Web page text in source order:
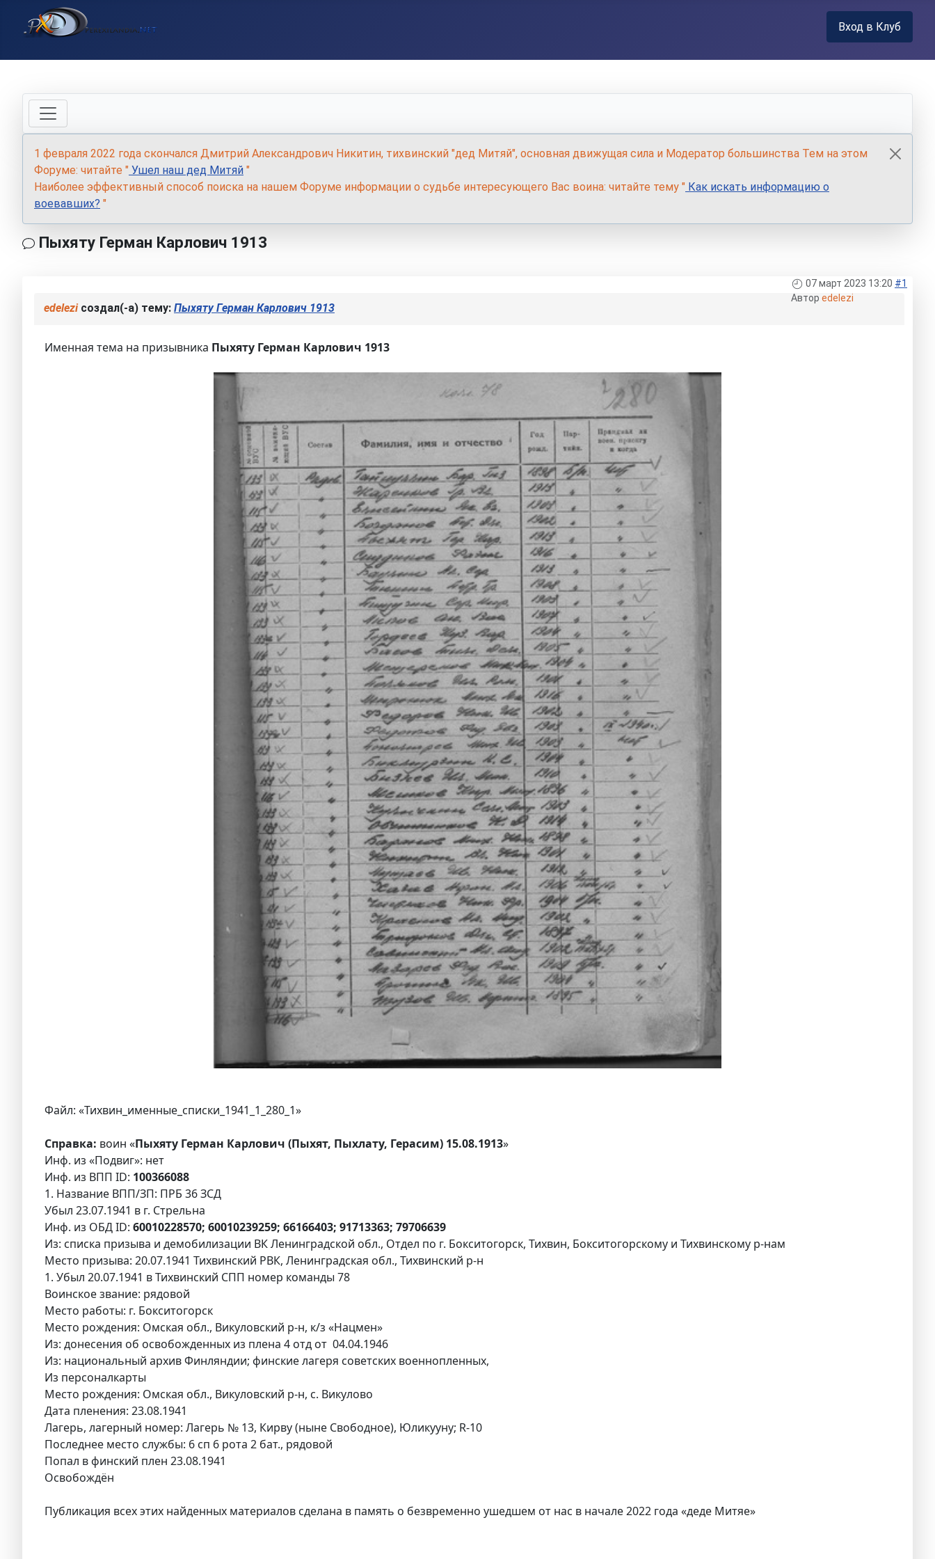
Вход в Клуб
1 февраля 2022 года скончался Дмитрий Александрович Никитин, тихвинский "дед Митяй", основная движущая сила и Модератор большинства Тем на этом
Форуме: читайте " Ушел наш дед Митяй "
Наиболее эффективный способ поиска на нашем Форуме информации о судьбе интересующего Вас воина: читайте тему " Как искать информацию о
воевавших? "
Пыхяту Герман Карлович 1913
07 март 2023 13:20 #1
Автор edelezi
edeleziсоздал(-а) тему: Пыхяту Герман Карлович 1913
Именная тема на призывника Пыхяту Герман Карлович 1913
Файл: «Тихвин_именные_списки_1941_1_280_1»
Справка: воин «Пыхяту Герман Карлович (Пыхят, Пыхлату, Герасим) 15.08.1913»
Инф. из «Подвиг»: нет
Инф. из ВПП ID: 100366088
1. Название ВПП/ЗП: ПРБ 36 ЗСД
Убыл 23.07.1941 в г. Стрельна
Инф. из ОБД ID: 60010228570; 60010239259; 66166403; 91713363; 79706639
Из: списка призыва и демобилизации ВК Ленинградской обл., Отдел по г. Бокситогорск, Тихвин, Бокситогорскому и Тихвинскому р-нам
Место призыва: 20.07.1941 Тихвинский РВК, Ленинградская обл., Тихвинский р-н
1. Убыл 20.07.1941 в Тихвинский СПП номер команды 78
Воинское звание: рядовой
Место работы: г. Бокситогорск
Место рождения: Омская обл., Викуловский р-н, к/з «Нацмен»
Из: донесения об освобожденных из плена 4 отд от 04.04.1946
Из: национальный архив Финляндии; финские лагеря советских военнопленных,
Из персоналкарты
Место рождения: Омская обл., Викуловский р-н, с. Викулово
Дата пленения: 23.08.1941
Лагерь, лагерный номер: Лагерь № 13, Кирву (ныне Свободное), Юликууну; R-10
Последнее место службы: 6 сп 6 рота 2 бат., рядовой
Попал в финский плен 23.08.1941
Освобождён
Публикация всех этих найденных материалов сделана в память о безвременно ушедшем от нас в начале 2022 года «деде Митяе»